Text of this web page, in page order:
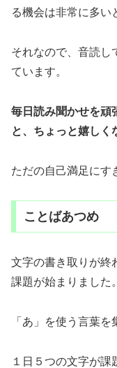
る機会は非常に多い
それなので、音読し
ています。
毎日読み聞かせを頑
と、ちょっと嬉しく
ただの自己満足にす
ことばあつめ
文字の書き取りが終
課題が始まりました。
「あ」を使う言葉
１日５つの文字が